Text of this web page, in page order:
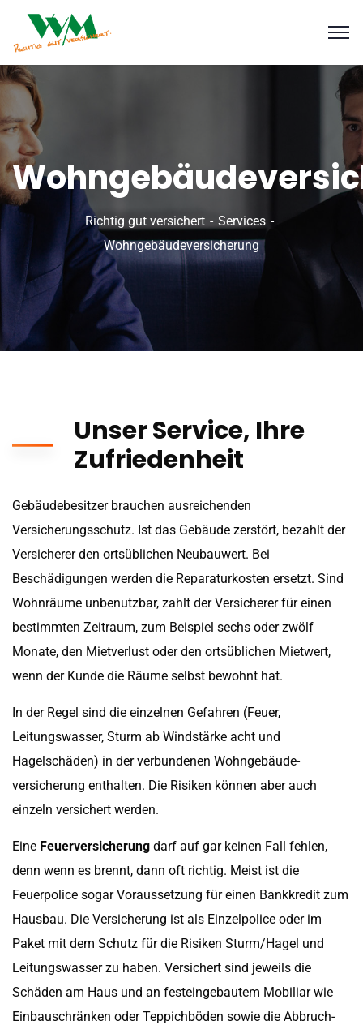
Richtig gut versichert
Services
Wohngebäudeversicherung
Unser Service, Ihre
Zufriedenheit
Gebäudebesitzer brauchen ausreichenden
Versicherungsschutz. Ist das Gebäude zerstört, bezahlt der
Versicherer den ortsüblichen Neubauwert. Bei
Beschädigungen werden die Reparaturkosten ersetzt. Sind
Wohnräume unbenutzbar, zahlt der Versicherer für einen
bestimmten Zeitraum, zum Beispiel sechs oder zwölf
Monate, den Mietverlust oder den ortsüblichen Mietwert,
wenn der Kunde die Räume selbst bewohnt hat.
In der Regel sind die einzelnen Gefahren (Feuer,
Leitungswasser, Sturm ab Windstärke acht und
Hagelschäden) in der verbundenen Wohngebäude-
versicherung enthalten. Die Risiken können aber auch
einzeln versichert werden.
Eine Feuerversicherung darf auf gar keinen Fall fehlen,
denn wenn es brennt, dann oft richtig. Meist ist die
Feuerpolice sogar Voraussetzung für einen Bankkredit zum
Hausbau. Die Versicherung ist als Einzelpolice oder im
Paket mit dem Schutz für die Risiken Sturm/Hagel und
Leitungswasser zu haben. Versichert sind jeweils die
Schäden am Haus und an festeingebautem Mobiliar wie
Einbauschränken oder Teppichböden sowie die Abbruch-